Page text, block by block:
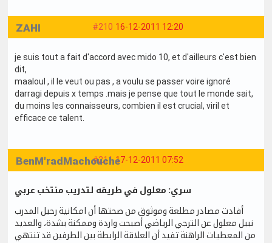
#210 16-12-2011 12:20
ZAHI
je suis tout a fait d'accord avec mido 10, et d'ailleurs c'est bien
dit,
maaloul , il le veut ou pas , a voulu se passer voire ignoré
darragi depuis x temps .mais je pense que tout le monde sait,
du moins les connaisseurs, combien il est crucial, viril et
efficace ce talent.
#211 17-12-2011 07:52
BenM'radMachouche
سري: معلول في طريقه لتدريب منتخب عربي
أفادت مصادر مطلعة وموثوق من صحتها أن امكانية رحيل المدرب
نبيل معلول عن الترجي الرياضي أصبحت واردة وممكنة بشدة، والعديد
من المعطيات الراهنة تفيد أن العلاقة الرابطة بين الطرفين قد تنتهي